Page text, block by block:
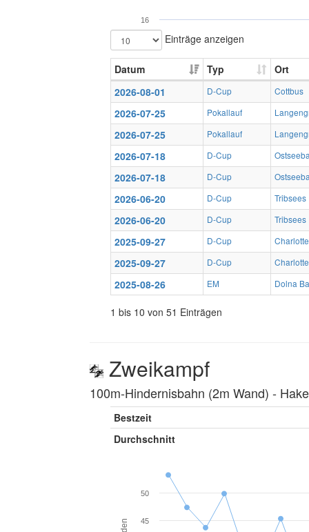
16
Einträge anzeigen
Datum Typ
Ort
2026-08-01
D-Cup Cottbus
2026-07-25 Pokallauf
2026-07-25 Pokallauf
2026-07-18 D-Cup
2026-07-18 D-Cup
2026-06-20 D-Cup Tribsees
2026-06-20 D-Cup Tribsees
2025-09-27 D-Cup
2025-09-27 D-Cup
2025-08-26 EM Dolna
1 bis 10 von 51 Einträgen
Zweikampf
100m-Hindernisbahn (2m Wand) ‐
Bestzeit
Durchschnitt
45
50